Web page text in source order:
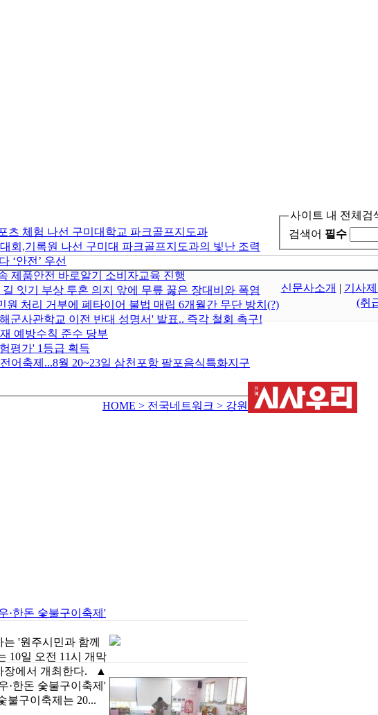
츠 체험 나선 구미대학교 파크골프지도과
회,기록원 나선 구미대 파크골프지도과의 빛난 조력
‘안전’ 우선
제품안전 바로알기 소비자교육 진행
잇기 부상 투혼 의지 앞에 무릎 꿇은 장대비와 폭염
원 처리 거부에 폐타이어 불법 매립 6개월간 무단 방치(?)
군사관학교 이전 반대 성명서' 발표.. 즉각 철회 촉구!
예방수칙 준수 당부
평가' 1등급 획득
어축제...8월 20~23일 삼천포항 팔포음식특화지구
사이트 내 전체검
검색어 필수
HOME > 전국네트워크 > 강원
·한돈 숯불구이축제'
'원주시민과 함께
10일 오전 11시 개막
장에서 개최한다. ▲
·한돈 숯불구이축제'
구이축제는 20...
신문사소개 | 기사
(취